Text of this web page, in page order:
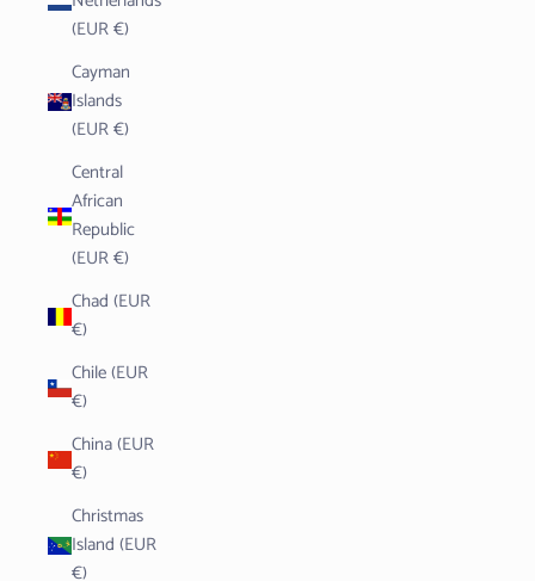
(EUR €)
Cayman
Islands
(EUR €)
Central
African
Republic
(EUR €)
Chad (EUR
€)
Chile (EUR
€)
China (EUR
€)
Christmas
Island (EUR
€)